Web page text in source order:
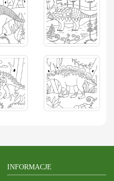
INFORMACJE